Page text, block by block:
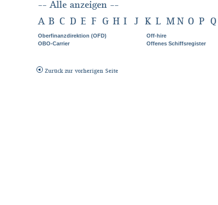
-- Alle anzeigen --
A B C D E F G H I J K L M N O P Q
Oberfinanzdirektion (OFD)
OBO-Carrier
Off-hire
Offenes Schiffsregister
Zurück zur vorherigen Seite